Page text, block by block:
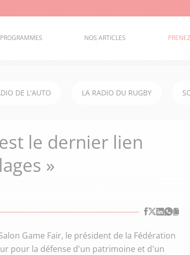
NOS ARTICLES
DE L'AUTO LA RADIO DU RUGBY
le dernier lien
»
Game Fair, le président de la Fédération
pour la défense d'un patrimoine et d'un